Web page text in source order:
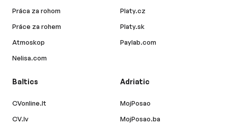
Práca za rohom
Práce za rohem
Atmoskop
Nelisa.com
Platy.cz
Platy.sk
Paylab.com
Baltics
CVonline.lt
CV.lv
Adriatic
MojPosao
MojPosao.ba